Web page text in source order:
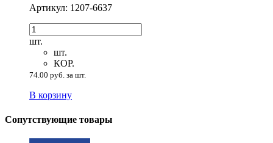
Артикул: 1207-6637
шт.
шт.
КОР.
74.00 руб. за шт.
В корзину
Сопутствующие товары